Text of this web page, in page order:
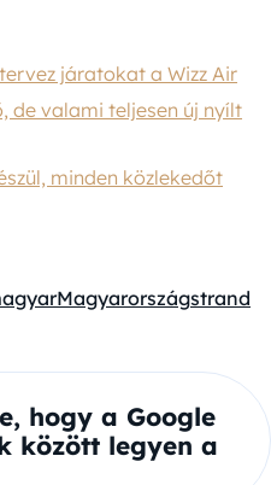
járatokat a Wizz Air
de valami teljesen új nyílt
minden közlekedőt
Magyarországstrand
hogy a Google
között legyen a